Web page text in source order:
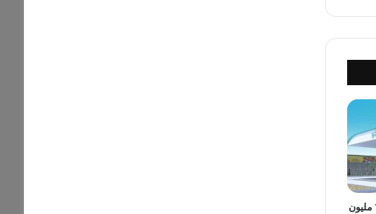
“ساسكو” تتحول إلى الخسارة بـ 1.6 مليون